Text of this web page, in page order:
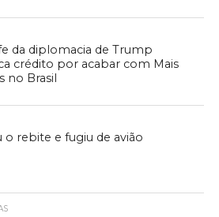
da diplomacia de Trump
crédito por acabar com Mais
no Brasil
o rebite e fugiu de avião